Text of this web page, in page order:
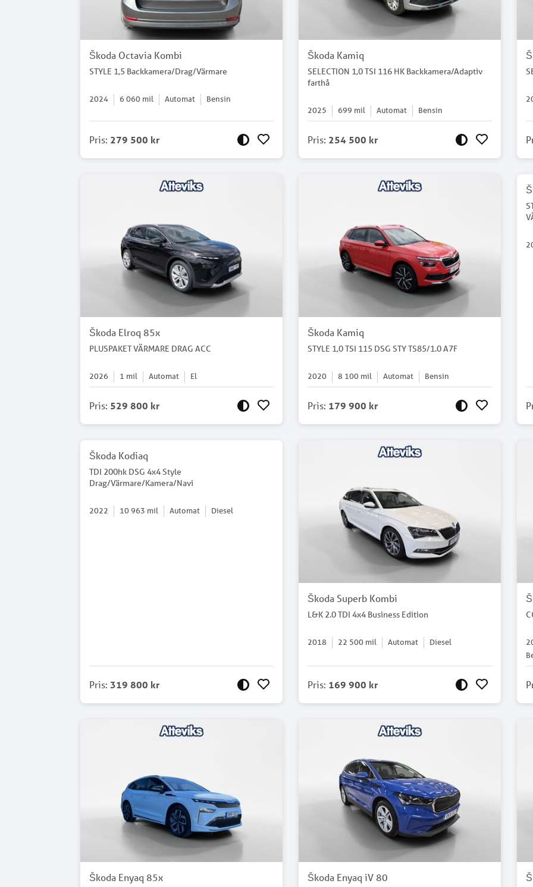
Škoda Octavia Kombi
STYLE 1,5 Backkamera/Drag/Värmare
2024 6 060 mil Automat Bensin
Pris: 279 500 kr
Škoda Kamiq
SELECTION 1,0 TSI 116 HK Backkamera/Adaptiv
farthå
2025 699 mil Automat Bensin
Pris: 254 500 kr
Škoda Elroq 85x
PLUSPAKET VÄRMARE DRAG ACC
2026 1 mil Automat El
Pris: 529 800 kr
Škoda Kamiq
STYLE 1,0 TSI 115 DSG STY TS85/1.0 A7F
2020 8 100 mil Automat Bensin
Pris: 179 900 kr
Škoda Kodiaq
TDI 200hk DSG 4x4 Style
Drag/Värmare/Kamera/Navi
2022 10 963 mil Automat Diesel
Pris:319 800 kr
Škoda Superb Kombi
L&K 2.0 TDI 4x4 Business Edition
2018 22 500 mil Automat Diesel
Pris: 169 900 kr
Škoda Enyaq 85x Škoda Enyaq iV 80